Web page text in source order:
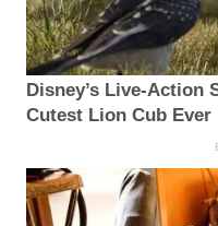
Disney’s Live-Action
Cutest Lion Cub Ever